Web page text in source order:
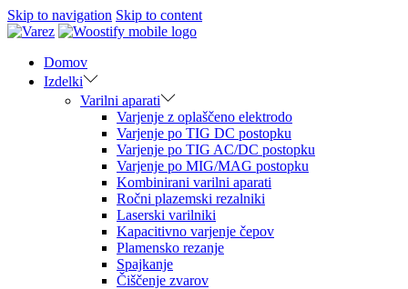
Skip to navigation Skip to content
Domov
Izdelki
Varilni aparati
Varjenje z oplaščeno elektrodo
Varjenje po TIG DC postopku
Varjenje po TIG AC/DC postopku
Varjenje po MIG/MAG postopku
Kombinirani varilni aparati
Ročni plazemski rezalniki
Laserski varilniki
Kapacitivno varjenje čepov
Plamensko rezanje
Spajkanje
Čiščenje zvarov